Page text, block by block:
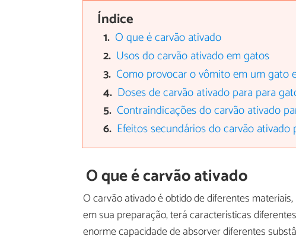
Índice
O que é carvão ativado
Usos do carvão ativado em gatos
Como provocar o vômito em um gato
Doses de carvão ativado para para
Contraindicações do carvão ativado
Efeitos secundários do carvão ativado
O que é carvão ativado
O carvão ativado é obtido de diferentes
em sua preparação, terá características
enorme capacidade de absorver diferentes